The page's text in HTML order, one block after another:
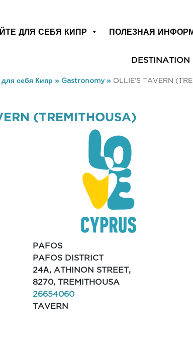
ДЛЯ СЕБЯ КИПР ПОЛЕЗНАЯ
DESTINATION
себя Кипр » Gastronomy» OLLIE’S TAVERN
(TREMITHOUSA)
PAFOS
PAFOS DISTRICT
24Α, ATHINON STREET,
8270, TREMITHOUSA
26654060
TAVERN